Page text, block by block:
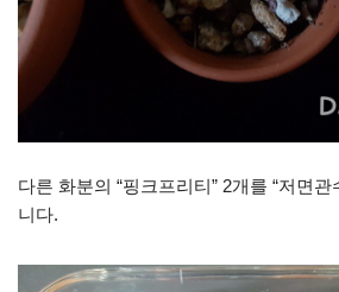
다른 화분의 “핑크프리티” 2개를 “저면
니다.